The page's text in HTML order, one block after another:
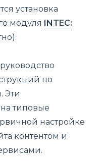
установка
модуля INTEC:
по
Эти
типовые
настройке
контентом и